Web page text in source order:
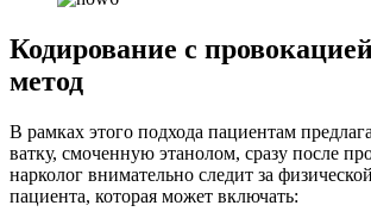
Кодирование с
метод
В рамках этого подхода пациентам
ватку, смоченную этанолом, сразу после
нарколог внимательно следит за
пациента, которая может включать: